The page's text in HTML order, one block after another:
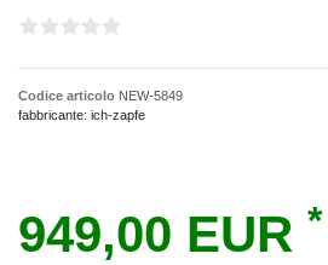
Codice articolo NEW-5849
fabbricante: ich-zapfe
949,00 EUR *